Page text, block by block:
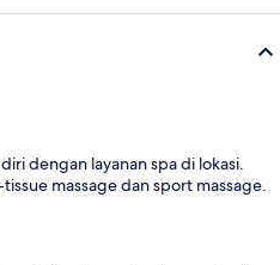
dengan layanan spa di lokasi.
massage dan sport massage.